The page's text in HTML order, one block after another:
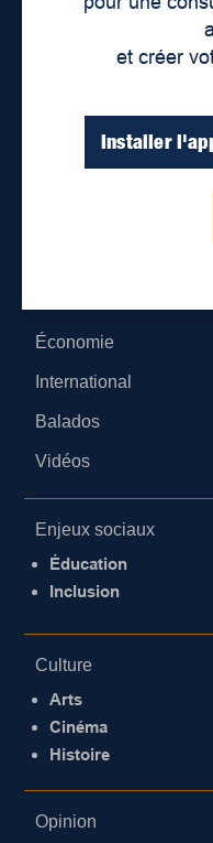
et créer
Installer
Lieux de distribution
Économie
International
Balados
Vidéos
Enjeux sociaux
Éducation
Inclusion
Culture
Arts
Cinéma
Histoire
Opinion